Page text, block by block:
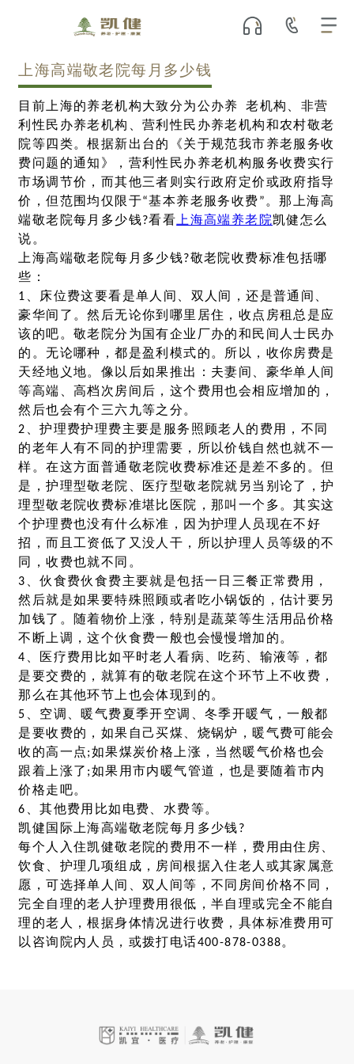
上海高端敬老院每月多少钱
目前上海的养老机构大致分为公办养 老机构、非营
利性民办养老机构、营利性民办养老机构和农村敬老
院等四类。根据新出台的《关于规范我市养老服务收
费问题的通知》，营利性民办养老机构服务收费实行
市场调节价，而其他三者则实行政府定价或政府指导
价，但范围均仅限于“基本养老服务收费”。那上海高
端敬老院每月多少钱?看看上海高端养老院凯健怎么
说。
上海高端敬老院每月多少钱?敬老院收费标准包括哪
些：
1、床位费这要看是单人间、双人间，还是普通间、
豪华间了。然后无论你到哪里居住，收点房租总是应
该的吧。敬老院分为国有企业厂办的和民间人士民办
的。无论哪种，都是盈利模式的。所以，收你房费是
天经地义地。像以后如果推出：夫妻间、豪华单人间
等高端、高档次房间后，这个费用也会相应增加的，
然后也会有个三六九等之分。
2、护理费护理费主要是服务照顾老人的费用，不同
的老年人有不同的护理需要，所以价钱自然也就不一
样。在这方面普通敬老院收费标准还是差不多的。但
是，护理型敬老院、医疗型敬老院就另当别论了，护
理型敬老院收费标准堪比医院，那叫一个多。其实这
个护理费也没有什么标准，因为护理人员现在不好
招，而且工资低了又没人干，所以护理人员等级的不
同，收费也就不同。
3、伙食费伙食费主要就是包括一日三餐正常费用，
然后就是如果要特殊照顾或者吃小锅饭的，估计要另
加钱了。随着物价上涨，特别是蔬菜等生活用品价格
不断上调，这个伙食费一般也会慢慢增加的。
4、医疗费用比如平时老人看病、吃药、输液等，都
是要交费的，就算有的敬老院在这个环节上不收费，
那么在其他环节上也会体现到的。
5、空调、暖气费夏季开空调、冬季开暖气，一般都
是要收费的，如果自己买煤、烧锅炉，暖气费可能会
收的高一点;如果煤炭价格上涨，当然暖气价格也会
跟着上涨了;如果用市内暖气管道，也是要随着市内
价格走吧。
6、其他费用比如电费、水费等。
凯健国际上海高端敬老院每月多少钱?
每个人入住凯健敬老院的费用不一样，费用由住房、
饮食、护理几项组成，房间根据入住老人或其家属意
愿，可选择单人间、双人间等，不同房间价格不同，
完全自理的老人护理费用很低，半自理或完全不能自
理的老人，根据身体情况进行收费，具体标准费用可
以咨询院内人员，或拨打电话400-878-0388。